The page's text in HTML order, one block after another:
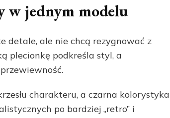
jednym modelu
detale, ale nie chcą rezygnować z
plecionkę podkreśla styl, a
charakteru, a czarna kolorystyka
po bardziej „retro” i